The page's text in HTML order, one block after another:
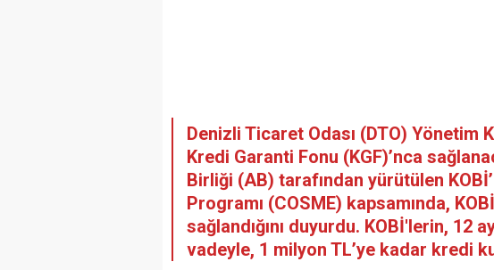
Denizli Ticaret Odası (DTO) Yönetim
Kredi Garanti Fonu (KGF)’nca
Birliği (AB) tarafından yürütülen
Programı (COSME) kapsamında,
sağlandığını duyurdu. KOBİ'lerin, 12
vadeyle, 1 milyon TL’ye kadar kredi